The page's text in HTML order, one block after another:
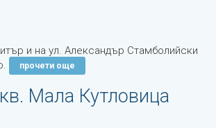
и на ул. Александър Стамболийски
прочети още
Мала Кутловица